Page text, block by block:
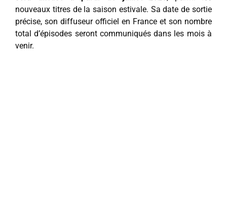
nouveaux titres de la saison estivale. Sa date de sortie
précise, son diffuseur officiel en France et son nombre
total d’épisodes seront communiqués dans les mois à
venir.